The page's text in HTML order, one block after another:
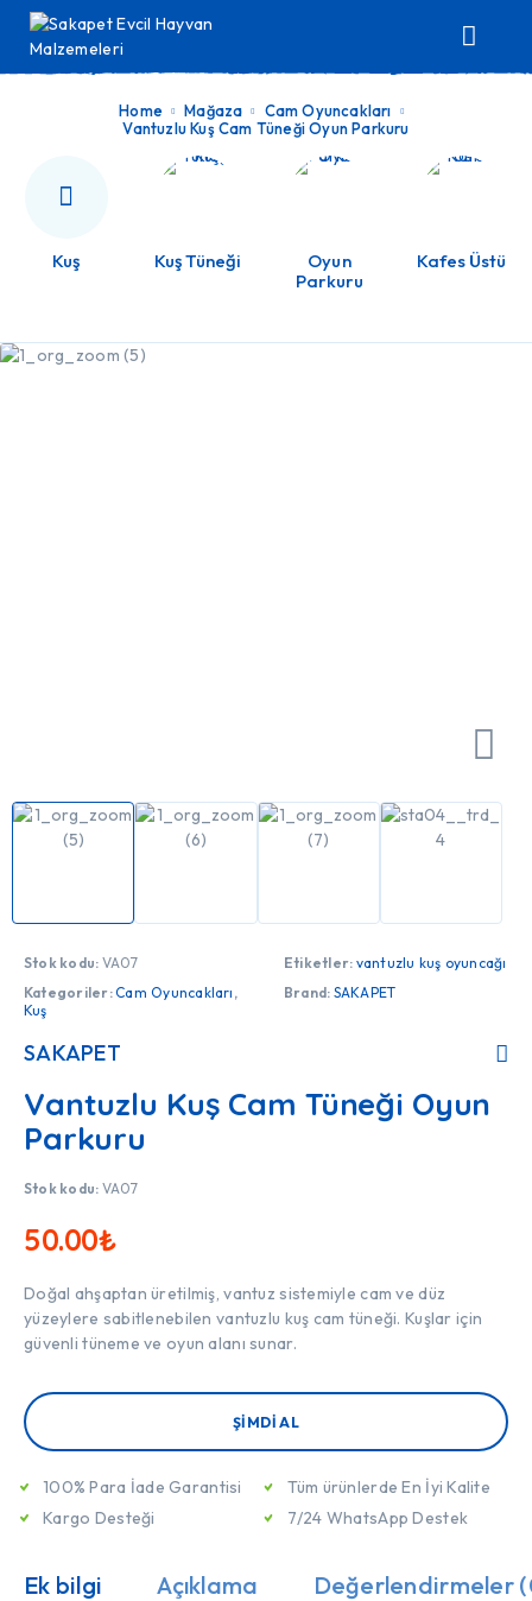
Home Mağaza
Cam Oyuncakları
Vantuzlu Kuş Cam Tüneği Oyun Parkuru
Kuş Kuş Tüneği
Oyun
Parkuru
Kafes Üstü
Stok kodu: VA07
Kategoriler:Cam Oyuncakları ,
Kuş
Etiketler: vantuzlu kuş oyuncağı
Brand: SAKAPET
SAKAPET
Vantuzlu Kuş Cam Tüneği Oyun
Parkuru
Stok kodu: VA07
50.00₺
Doğal ahşaptan üretilmiş, vantuz sistemiyle cam ve düz
yüzeylere sabitlenebilen vantuzlu kuş cam tüneği. Kuşlar için
güvenli tüneme ve oyun alanı sunar.
ŞIMDI AL
100% Para İade Garantisi
Kargo Desteği
Tüm ürünlerde En İyi Kalite
7/24 WhatsApp Destek
Ek bilgi Açıklama Değerlendirmeler